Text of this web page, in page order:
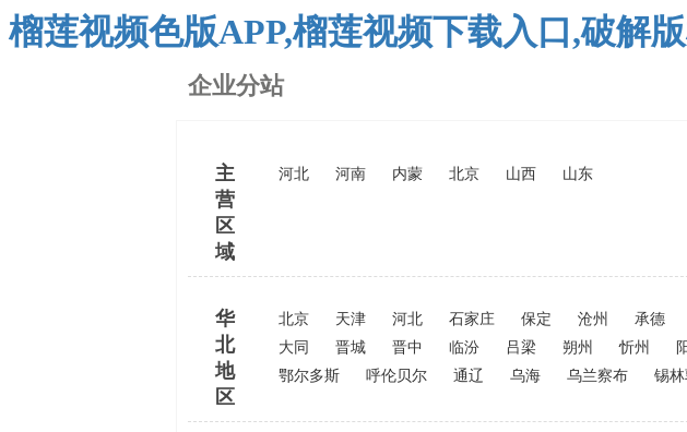
榴莲视频色版APP,榴莲视频下载入口,破解
企业分站
主
营
区
域
河北 河南 内蒙 北京 山西 山东
华
北
地
区
北京 天津 河北 石家庄 保定 沧州 承德
大同
晋城 晋中 临汾 吕梁 朔州 忻州
鄂尔多斯
呼伦贝尔 通辽 乌海 乌兰察布 锡